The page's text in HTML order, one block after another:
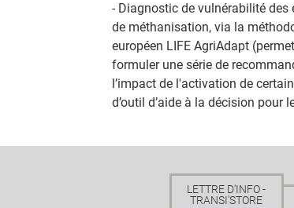
- Diagnostic de vulnérabilité
de méthanisation, via la
européen LIFE AgriAdapt
formuler une série de
l’impact de l'activation de
d’outil d’aide à la décision pour
LETTRE D'INFO -
TRANSI'STORE